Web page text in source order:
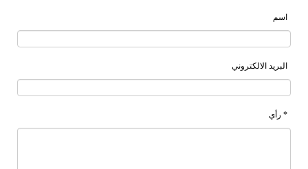
اسم
البريد الالكتروني
* رأي